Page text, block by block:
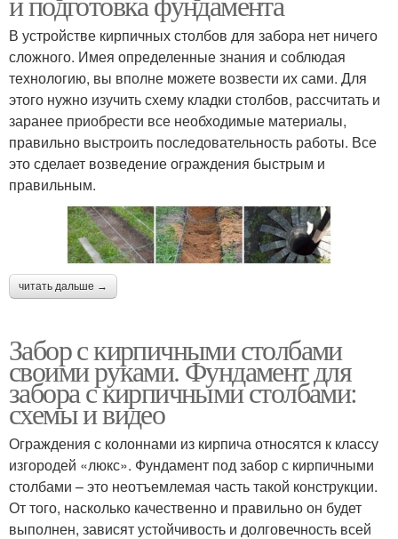
В устройстве кирпичных столбов для забора нет ничего
сложного. Имея определенные знания и соблюдая
технологию, вы вполне можете возвести их сами. Для
этого нужно изучить схему кладки столбов, рассчитать и
заранее приобрести все необходимые материалы,
правильно выстроить последовательность работы. Все
это сделает возведение ограждения быстрым и
правильным.
читать дальше →
Забор с кирпичными столбами
своими руками. Фундамент для
забора с кирпичными столбами:
схемы и видео
Ограждения с колоннами из кирпича относятся к классу
изгородей «люкс». Фундамент под забор с кирпичными
столбами – это неотъемлемая часть такой конструкции.
От того, насколько качественно и правильно он будет
выполнен, зависят устойчивость и долговечность всей